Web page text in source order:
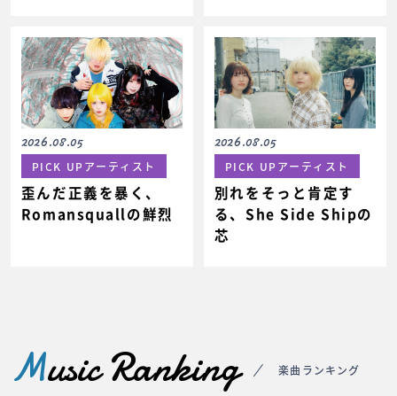
2026.08.05
PICK UPアーティスト
歪んだ正義を暴く、
Romansquallの鮮烈
2026.08.05
PICK UPアーティスト
別れをそっと肯定す
る、She Side Shipの
芯
Music Ranking 楽曲ランキング